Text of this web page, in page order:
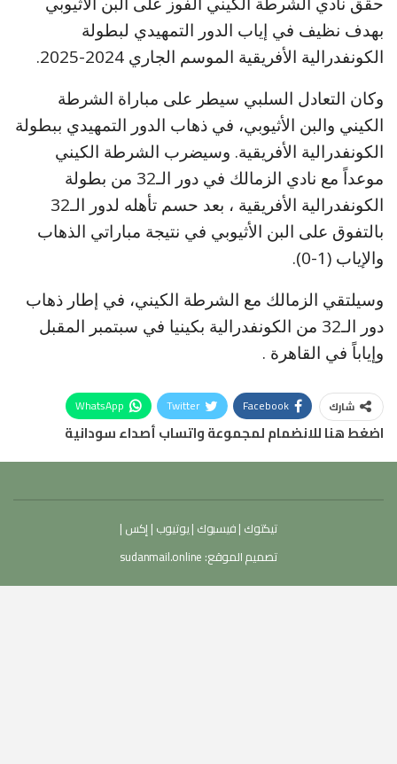
بهدف نظيف في إياب الدور التمهيدي لبطولة
الكونفدرالية الأفريقية الموسم الجاري 2024-2025.
وكان التعادل السلبي سيطر على مباراة الشرطة
الكيني والبن الأثيوبي، في ذهاب الدور التمهيدي ببطولة
الكونفدرالية الأفريقية. وسيضرب الشرطة الكيني
موعداً مع نادي الزمالك في دور الـ32 من بطولة
الكونفدرالية الأفريقية ، بعد حسم تأهله لدور الـ32
بالتفوق على البن الأثيوبي في نتيجة مباراتي الذهاب
والإياب (1-0).
وسيلتقي الزمالك مع الشرطة الكيني، في إطار ذهاب
دور الـ32 من الكونفدرالية بكينيا في سبتمبر المقبل
وإياباً في القاهرة .
شارك Facebook
Twitter
WhatsApp
اضغط هنا للانضمام لمجموعة واتساب أصداء سودانية
تيكتوك |فيسبوك |يوتيوب |إكس |
تصميم الموقع: sudanmail.online